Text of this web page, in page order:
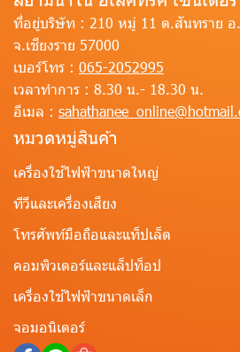
ที่อยู่บริษัท : 210 หมู่ 11 ต.สันทราย อ.
จ.เชียงราย 57000
เบอร์โทร : 065-2052995
เวลาทำการ : 8.30 น.- 18.30 น.
อีเมล :
หมวดหมู่สินค้า
เครื่องใช้ไฟฟ้าขนาดใหญ่
ทีวีและเครื่องเสียง
โทรศัพท์มือถือและแท็ปเล็ต
คอมพิวเตอร์และแล็ปท็อป
เครื่องใช้ไฟฟ้าขนาดเล็ก
จอมอนิเตอร์